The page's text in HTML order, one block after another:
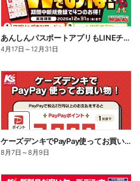
あんしんパスポートアプリもLINEチラシもWでお得!
4月17日 ～12月31日
ケーズデンキでPayPay使ってお買い物!
8月7日 ～8月9日